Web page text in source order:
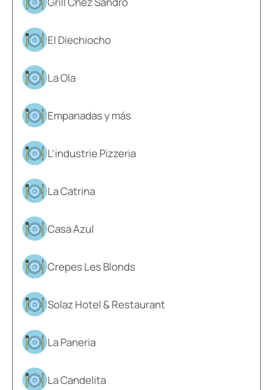
El Diechiocho
La Ola
Empanadas y más
L’industrie Pizzeria
La Catrina
Casa Azul
Crepes Les Blonds
Solaz Hotel & Restaurant
La Paneria
La Candelita